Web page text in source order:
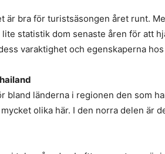
är bra för turistsäsongen året runt.
statistik dom senaste åren för att
varaktighet och egenskaperna
bland länderna i regionen den som
olika här. I den norra delen är